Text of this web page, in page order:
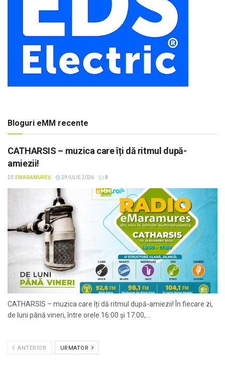
Bloguri eMM recente
CATHARSIS – muzica care îți dă ritmul după-
amiezii!
DE EMARAMUREȘ 29 IULIE 2026 0
CATHARSIS – muzica care îți dă ritmul după-amiezii! În fiecare zi,
de luni până vineri, între orele 16:00 și 17:00,...
ANTERIOR URMATOR